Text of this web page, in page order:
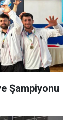
Şampiyonu